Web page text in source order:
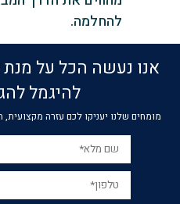
להחלמה.
אנו נעשה הכל על מנת
להיגמל
מומחים שלנו יעניקו לכם עזרה מקצועית,